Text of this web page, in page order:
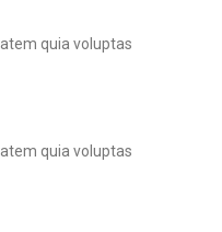
quia voluptas
quia voluptas